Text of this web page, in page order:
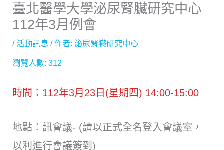
臺北醫學大學泌尿腎臟研究中心
112年3月例會
/ 活動訊息 / 作者:泌尿腎臟研究中心
瀏覽人數: 312
時間：112年3月23日(星期四) 14:00-15:00
地點：訊會議- (請以正式全名登入會議室，
以利進行會議簽到)